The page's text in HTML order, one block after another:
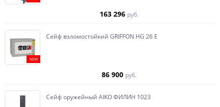
163 296 руб.
NEW
Сейф взломостойкий GRIFFON HG 26 E
86 900 руб.
Сейф оружейный AIKO ФИЛИН 1023